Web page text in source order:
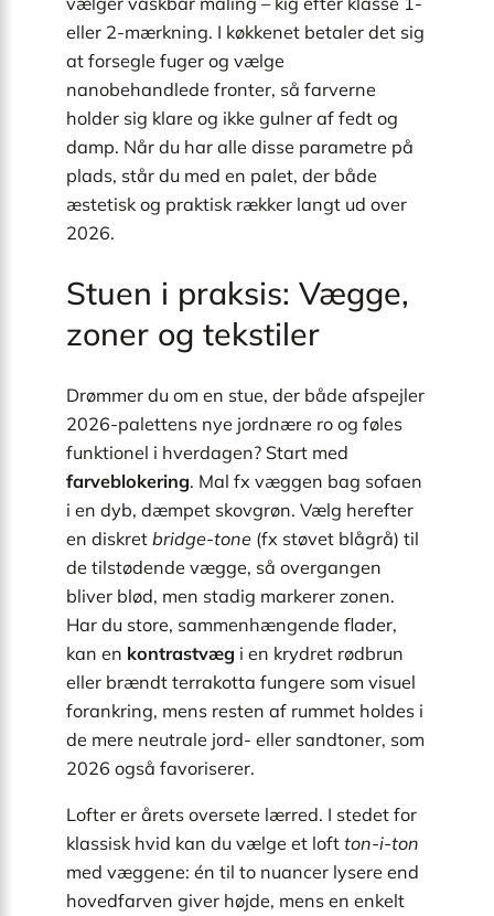
eller 2-mærkning. I køkkenet betaler det sig
at forsegle fuger og vælge
nanobehandlede fronter, så farverne
holder sig klare og ikke gulner af fedt og
damp. Når du har alle disse parametre på
plads, står du med en palet, der både
æstetisk og praktisk rækker langt ud over
2026.
Stuen i praksis: Vægge,
zoner og tekstiler
Drømmer du om en stue, der både afspejler
2026-palettens nye jordnære ro og føles
funktionel i hverdagen? Start med
farveblokering. Mal fx væggen bag sofaen
i en dyb, dæmpet skovgrøn. Vælg herefter
en diskret bridge-tone (fx støvet blågrå) til
de tilstødende vægge, så overgangen
bliver blød, men stadig markerer zonen.
Har du store, sammenhængende flader,
kan en kontrastvæg i en krydret rødbrun
eller brændt terrakotta fungere som visuel
forankring, mens resten af rummet holdes i
de mere neutrale jord- eller sandtoner, som
2026 også favoriserer.
Lofter er årets oversete lærred. I stedet for
klassisk hvid kan du vælge et loft ton-i-ton
med væggene: én til to nuancer lysere end
hovedfarven giver højde, mens en enkelt